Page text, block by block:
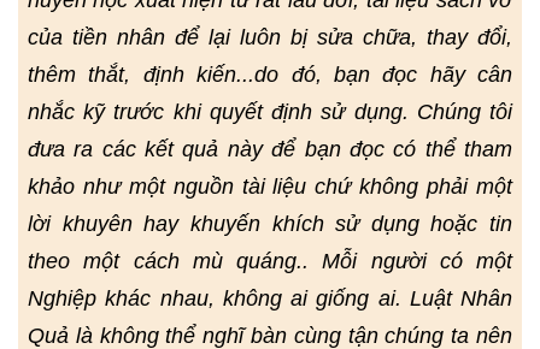
của tiền nhân để lại luôn bị sửa chữa, thay đổi,
thêm thắt, định kiến...do đó, bạn đọc hãy cân
nhắc kỹ trước khi quyết định sử dụng. Chúng tôi
đưa ra các kết quả này để bạn đọc có thể tham
khảo như một nguồn tài liệu chứ không phải một
lời khuyên hay khuyến khích sử dụng hoặc tin
theo một cách mù quáng.. Mỗi người có một
Nghiệp khác nhau, không ai giống ai. Luật Nhân
Quả là không thể nghĩ bàn cùng tận chúng ta nên